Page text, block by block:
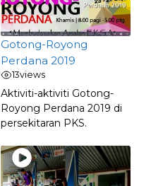
Gotong-Royong
Perdana 2019
13views
Aktiviti-aktiviti Gotong-
Royong Perdana 2019 di
persekitaran PKS.